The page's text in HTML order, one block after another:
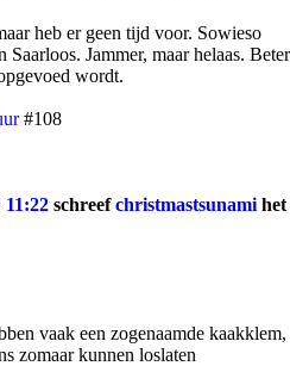
heb er geen tijd voor. Sowieso
Saarloos. Jammer, maar helaas. Beter
wordt.
#108
schreefchristmastsunami het
vaak een zogenaamde kaakklem,
zomaar kunnen loslaten